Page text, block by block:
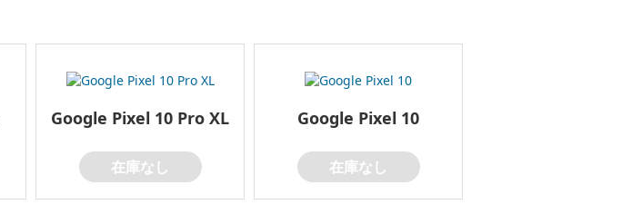
Google Pixel 10 Pro XL
在庫なし
Google Pixel 10
在庫なし